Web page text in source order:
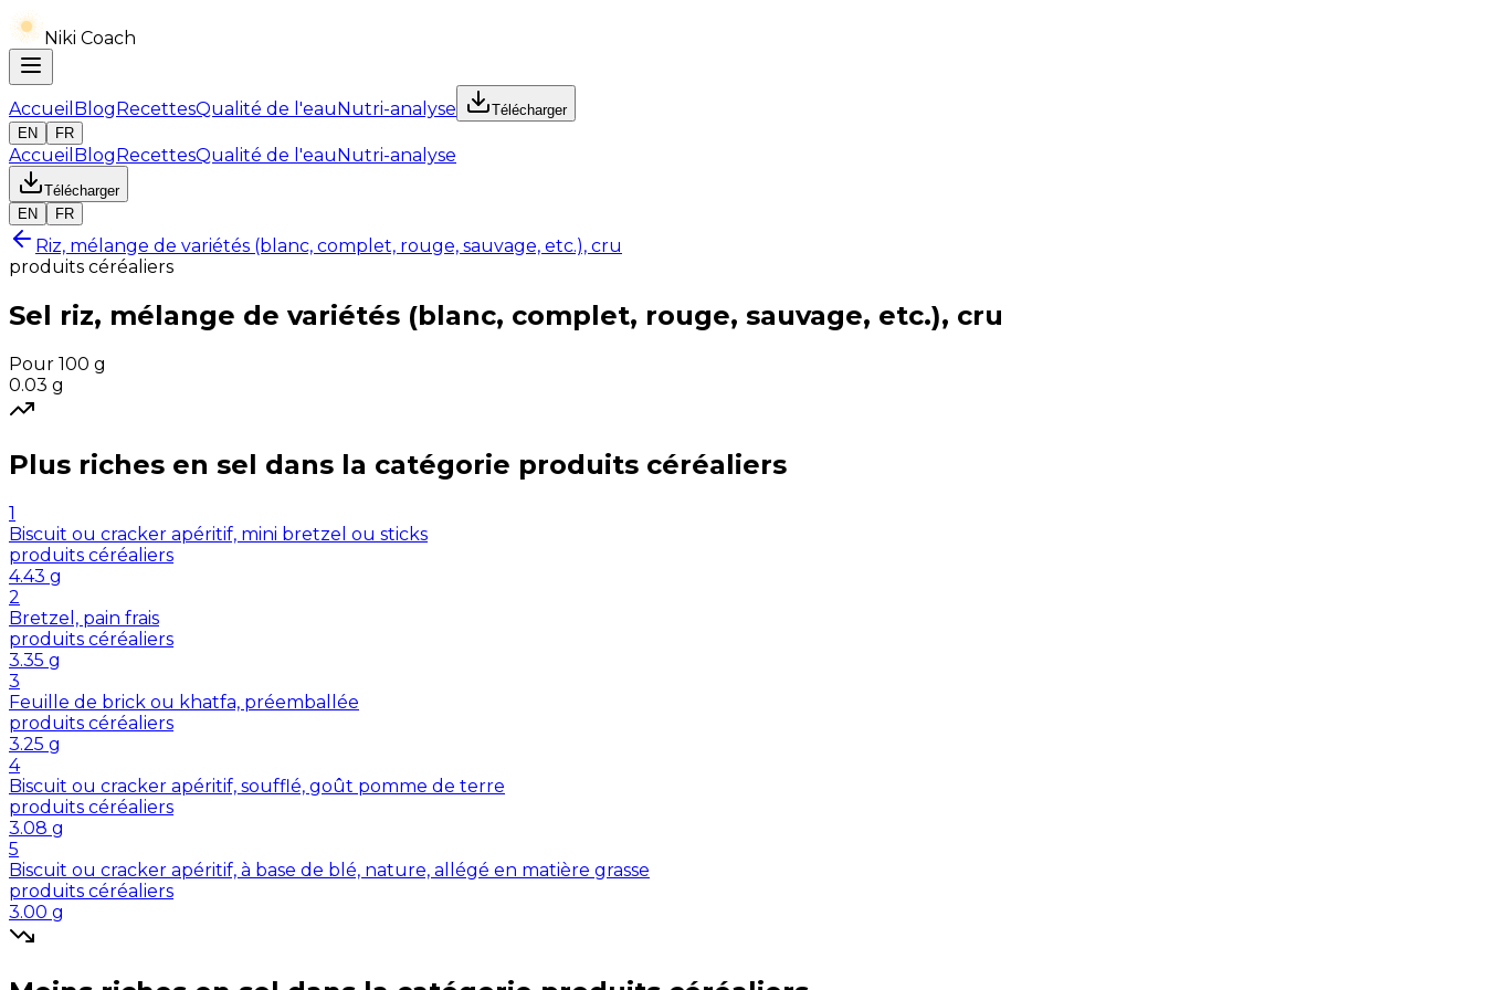
Niki Coach
Accueil BlogRecettesQualité de l'eauNutri-analyse
Télécharger
EN
FR
Accueil BlogRecettesQualité de l'eauNutri-analyse
Télécharger
EN
FR
Riz, mélange de variétés (blanc, complet, rouge, sauvage, etc.), cru
produits céréaliers
Sel riz, mélange de variétés (blanc, complet, rouge, sauvage, etc.), cru
Pour 100 g
0.03 g
Plus riches en sel dans la catégorie produits céréaliers
1
Biscuit ou cracker apéritif, mini bretzel ou sticks
produits céréaliers
4.43 g
2
Bretzel, pain frais
produits céréaliers
3.35 g
3
Feuille de brick ou khatfa, préemballée
produits céréaliers
3.25 g
4
Biscuit ou cracker apéritif, soufflé, goût pomme de terre
produits céréaliers
3.08 g
5
Biscuit ou cracker apéritif, à base de blé, nature, allégé en matière grasse
produits céréaliers
3.00 g